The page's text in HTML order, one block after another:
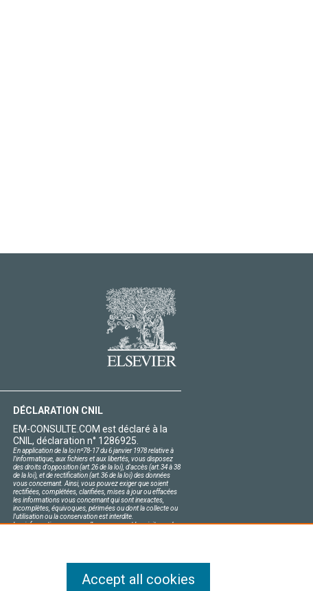
DÉCLARATION CNIL
EM-CONSULTE.COM est déclaré à la
CNIL, déclaration n° 1286925.
En application de la loi nº78-17 du 6 janvier 1978 relative à
l'informatique, aux fichiers et aux libertés, vous disposez
des droits d'opposition (art.26 de la loi), d'accès (art.34 à 38
de la loi), et de rectification (art.36 de la loi) des données
vous concernant. Ainsi, vous pouvez exiger que soient
rectifiées, complétées, clarifiées, mises à jour ou effacées
les informations vous concernant qui sont inexactes,
incomplètes, équivoques, périmées ou dont la collecte ou
l'utilisation ou la conservation est interdite.
Les informations personnelles concernant les visiteurs de
Accept all cookies